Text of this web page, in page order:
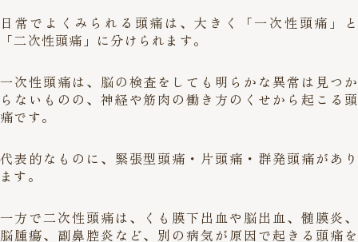
日常でよくみられる頭痛は、大きく「一次性頭痛」と
「二次性頭痛」に分けられます。
一次性頭痛は、脳の検査をしても明らかな異常は見つか
らないものの、神経や筋肉の働き方のくせから起こる頭
痛です。
代表的なものに、緊張型頭痛・片頭痛・群発頭痛があり
ます。
一方で二次性頭痛は、くも膜下出血や脳出血、髄膜炎、
脳腫瘍、副鼻腔炎など、別の病気が原因で起きる頭痛を